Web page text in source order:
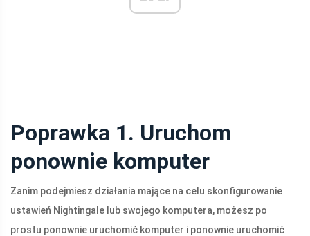
Poprawka 1. Uruchom
ponownie komputer
Zanim podejmiesz działania mające na celu skonfigurowanie
ustawień Nightingale lub swojego komputera, możesz po
prostu ponownie uruchomić komputer i ponownie uruchomić